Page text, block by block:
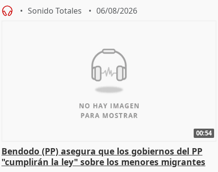
Sonido Totales 06/08/2026
00:54
Bendodo (PP) asegura que los gobiernos del PP
"cumplirán la ley" sobre los menores migrantes